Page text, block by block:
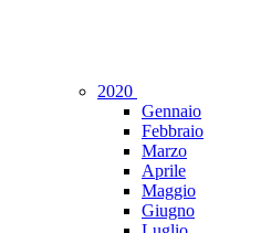
2020
Gennaio
Febbraio
Marzo
Aprile
Maggio
Giugno